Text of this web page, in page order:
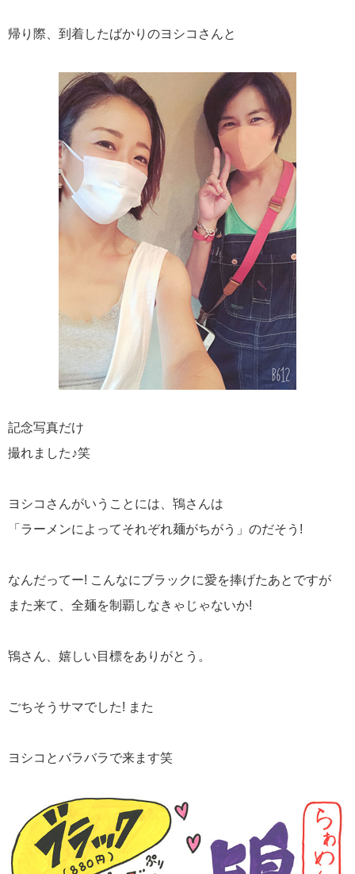
帰り際、到着したばかりのヨシコさんと
記念写真だけ
撮れました♪笑
ヨシコさんがいうことには、鴇さんは
「ラーメンによってそれぞれ麺がちがう」のだそう!
なんだってー! こんなにブラックに愛を捧げたあとですが
また来て、全麺を制覇しなきゃじゃないか!
鴇さん、嬉しい目標をありがとう。
ごちそうサマでした! また
ヨシコとバラバラで来ます笑